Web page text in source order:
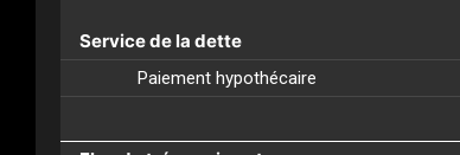
Service de la dette
Paiement hypothécaire